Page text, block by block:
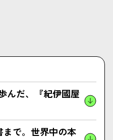
んだ、『紀伊國屋
で。世界中の本